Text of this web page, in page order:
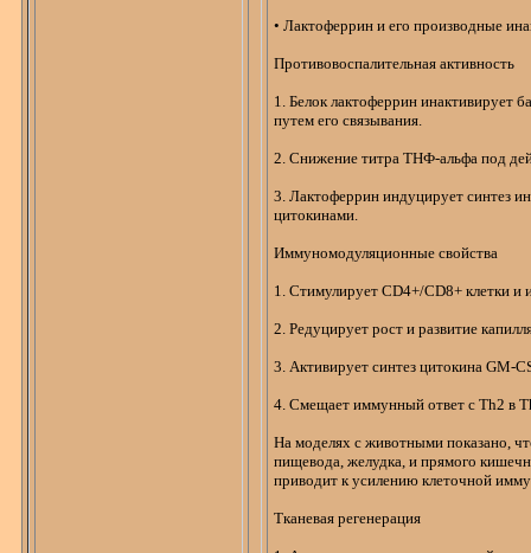
•Лактоферрин и его производные
Противовоспалительная активность
1. Белок лактоферрин инактивирует
путем его связывания.
2. Снижение титраТНФ-альфа под
3.Лактоферрин индуцирует синтез
цитокинами
Иммуномодуляционные свойства
1. Стимулирует CD4+/CD8+ клетки и
2. Редуцирует рост и развитие
3. Активирует синтезцитокина GM-
4. Смещает иммунный ответ с Th2 в
На моделях с животными показано,
пищевода, желудка, и прямого
приводит к усилению клеточной
Тканевая регенерация